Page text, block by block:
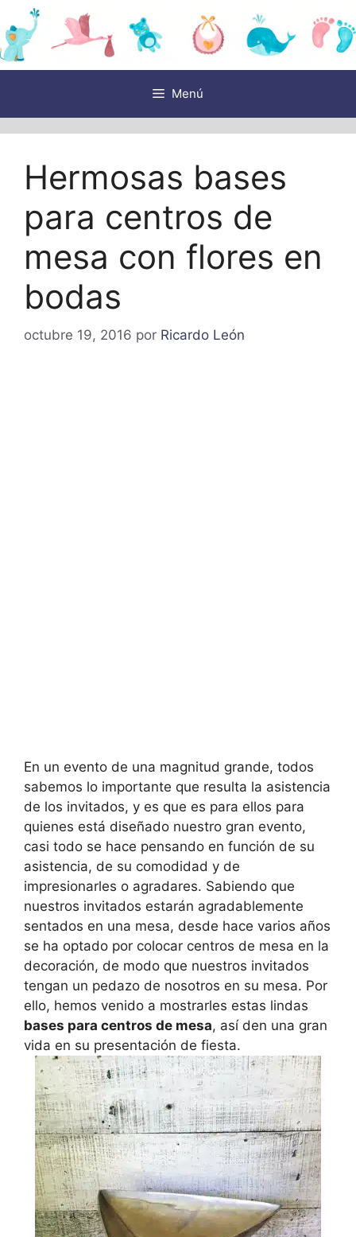
Saltar
al
contenido
Menú
Hermosas bases
para centros de
mesa con flores en
bodas
octubre 19, 2016 por Ricardo León
En un evento de una magnitud grande, todos
sabemos lo importante que resulta la asistencia
de los invitados, y es que es para ellos para
quienes está diseñado nuestro gran evento,
casi todo se hace pensando en función de su
asistencia, de su comodidad y de
impresionarles o agradares. Sabiendo que
nuestros invitados estarán agradablemente
sentados en una mesa, desde hace varios años
se ha optado por colocar centros de mesa en la
decoración, de modo que nuestros invitados
tengan un pedazo de nosotros en su mesa. Por
ello, hemos venido a mostrarles estas lindas
bases para centros de mesa, así den una gran
vida en su presentación de fiesta.